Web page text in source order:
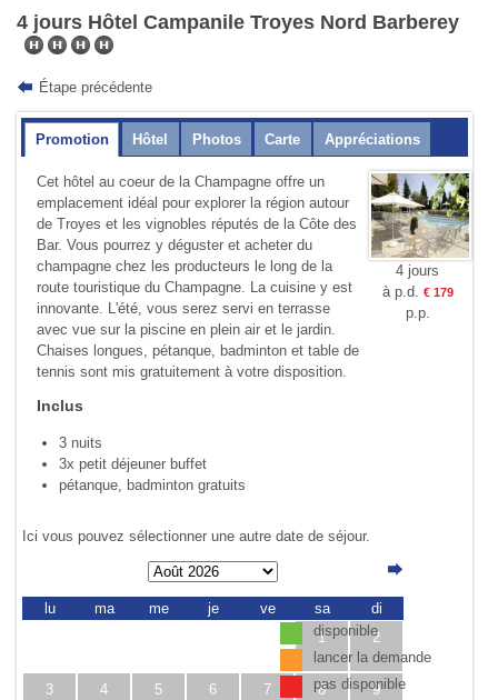
4 jours Hôtel Campanile Troyes Nord Barberey
Étape précédente
Promotion Hôtel Photos Carte Appréciations
Cet hôtel au coeur de la Champagne offre un
emplacement idéal pour explorer la région autour
de Troyes et les vignobles réputés de la Côte des
Bar. Vous pourrez y déguster et acheter du
champagne chez les producteurs le long de la
route touristique du Champagne. La cuisine y est
innovante. L'été, vous serez servi en terrasse
avec vue sur la piscine en plein air et le jardin.
Chaises longues, pétanque, badminton et table de
tennis sont mis gratuitement à votre disposition.
Inclus
3 nuits
3x petit déjeuner buffet
pétanque, badminton gratuits
4 jours
à p.d.
€ 179
p.p.
Ici vous pouvez sélectionner une autre date de séjour.
lu ma me je ve sa
di
1
2
3 4 5 6 7 8 9
disponible
lancer la demande
pas disponible